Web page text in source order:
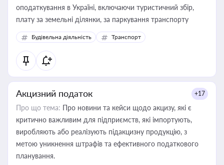
оподаткування в Україні, включаючи туристичний збір,
плату за земельні ділянки, за паркування транспорту
Будівельна діяльність Транспорт
Акцизний податок +17
Про що тема: Про новини та кейси щодо акцизу, які є
критично важливим для підприємств, які імпортують,
виробляють або реалізують підакцизну продукцію, з
метою уникнення штрафів та ефективного податкового
планування.